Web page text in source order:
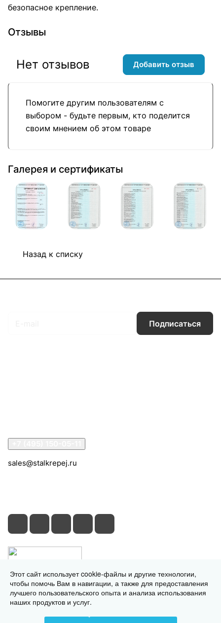
безопасное крепление.
Отзывы
Помогите другим пользователям с
выбором - будьте первым, кто поделится
своим мнением об этом товаре
Нет отзывов Добавить отзыв
Галерея и сертификаты
Назад к списку
Подписаться
sales@stalkrepej.ru
© 2026 © 2026 © СтальКрепеж - интернет-магазин
Этот сайт использует cookie-файлы и другие технологии,
чтобы помочь Вам в навигации, а также для предоставления
лучшего пользовательского опыта и анализа использования
наших продуктов и услуг.